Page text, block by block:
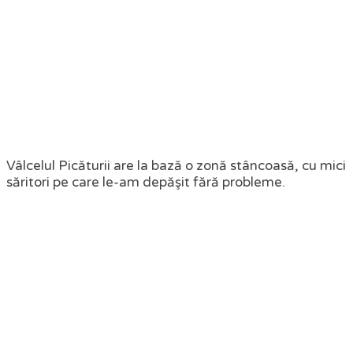
Vâlcelul Picăturii are la bază o zonă stâncoasă, cu mici
săritori pe care le-am depăşit fără probleme.